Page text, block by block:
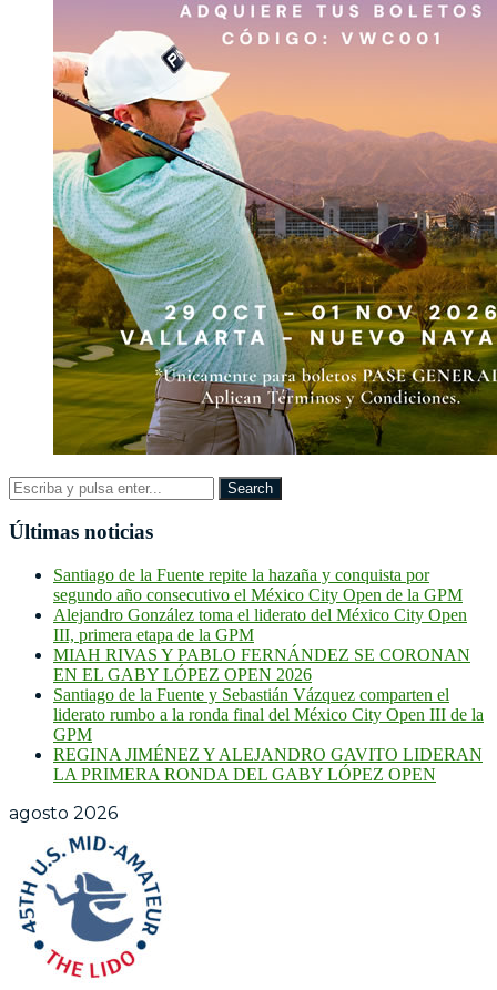
Últimas noticias
Santiago de la Fuente repite la hazaña y conquista por
segundo año consecutivo el México City Open de la GPM
Alejandro González toma el liderato del México City Open
III, primera etapa de la GPM
MIAH RIVAS Y PABLO FERNÁNDEZ SE CORONAN
EN EL GABY LÓPEZ OPEN 2026
Santiago de la Fuente y Sebastián Vázquez comparten el
liderato rumbo a la ronda final del México City Open III de la
GPM
REGINA JIMÉNEZ Y ALEJANDRO GAVITO LIDERAN
LA PRIMERA RONDA DEL GABY LÓPEZ OPEN
agosto 2026